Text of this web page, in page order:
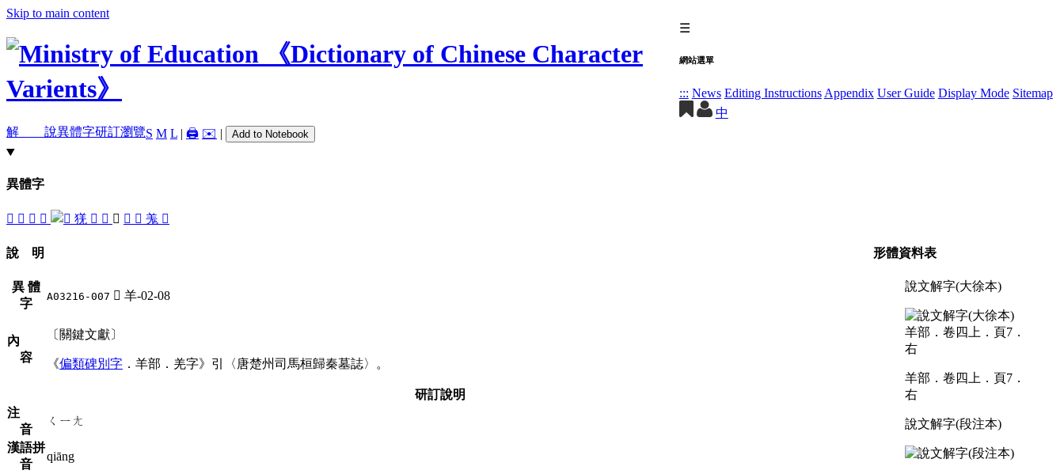
Skip to main content
☰
網站選單
::: News Editing Instructions Appendix User Guide Display Mode Sitemap
中
解 說異體字研訂瀏覽S M L | 🖨️ ✉️ | Add to Notebook
異體字
󴤬 𠒌 𡸓 𡹽 猐 󴤫 𦍎 󴤩 󴤮 󴤪 羗 󴤭
說 明
異 體
字
A03216-007 󴤩 羊-02-08
內
容
〔關鍵文獻〕
《偏類碑別字 ．羊部．羌字》引〈唐楚州司馬桓歸秦墓誌〉。
研訂說明
注
音
ㄑㄧㄤ
漢語拼
音
qiāng
形體資料表
說文解字(大徐本)
羊部．卷四上．頁7．
右
說文解字(段注本)